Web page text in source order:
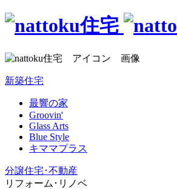
新築住宅
最響の家
Groovin'
Glass Arts
Blue Style
キママプラス
分譲住宅･不動産
リフォーム･リノベ